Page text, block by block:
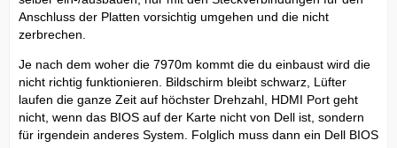
Anschluss der Platten vorsichtig umgehen und die nicht
zerbrechen.
Je nach dem woher die 7970m kommt die du einbaust wird die
nicht richtig funktionieren. Bildschirm bleibt schwarz, Lüfter
laufen die ganze Zeit auf höchster Drehzahl, HDMI Port geht
nicht, wenn das BIOS auf der Karte nicht von Dell ist, sondern
für irgendein anderes System. Folglich muss dann ein Dell BIOS